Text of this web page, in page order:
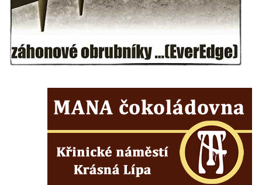
Socha svatého Václava u pramene v
Semilech
Pamětní deska Tomáše Garrigue Masaryka
na radnici v Českých Budějovicích
Pamětní deska Josefa Hloucha na
biskupské rezidenci v Českých
Kamenném Újezdě